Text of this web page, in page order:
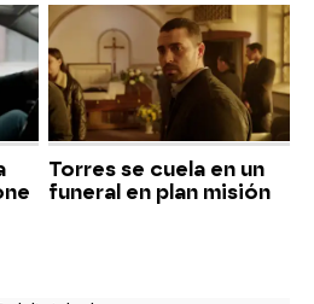
Torres se cuela en un
funeral en plan misión